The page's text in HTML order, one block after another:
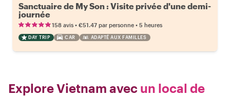
Sanctuaire de My Son : Visite privée d'une demi-
journée
158 avis • €51.47 par personne • 5 heures
DAY TRIP CAR ADAPTÉ AUX FAMILLES
Explore Vietnam avec un local de